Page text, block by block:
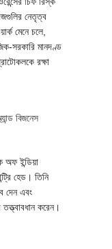
নেতৃত্ব
মেনে চলে,
সরকারি মানদণ্ড
রক্ষা
বিজনেস
অফ ইন্ডিয়া
হেড। তিনি
দেন এবং
করেন।